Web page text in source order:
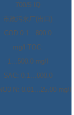
700/5 IQ
市政污水厂(出口)
COD:0.1…800.0
mg/l TOC:
1…500.0 mg/l
SAC: 0.1…600.0
N: 0.01…25.00 mg/l